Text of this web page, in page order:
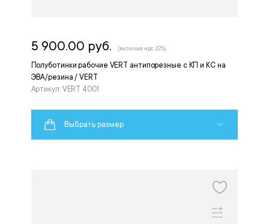
Полуботинки рабочие VERT антипорезные с КП и КС на
ЭВА/резина / VERT
Артикул: VERT 4001
5 900.00 руб. (включая ндс 22%)
Выбрать размер